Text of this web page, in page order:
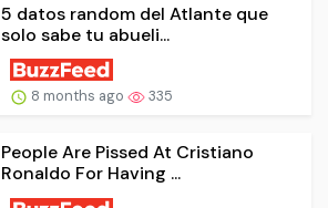
5 datos random del Atlante que
solo sabe tu abueli...
8 months ago 335
People Are Pissed At Cristiano
Ronaldo For Having ...